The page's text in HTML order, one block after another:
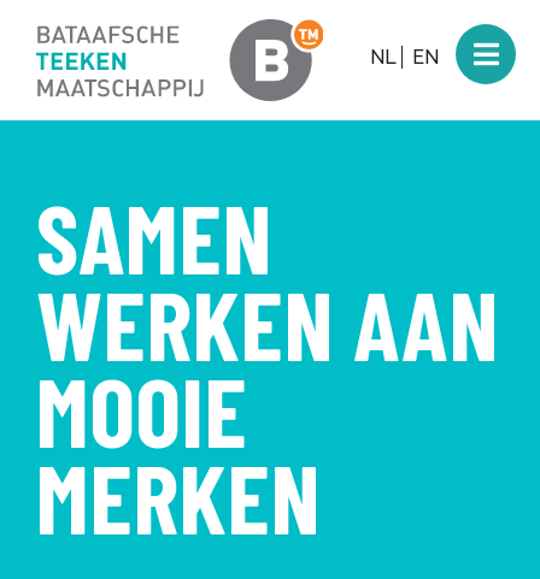
NL EN
SAMEN
WERKEN AAN
MOOIE
MERKEN